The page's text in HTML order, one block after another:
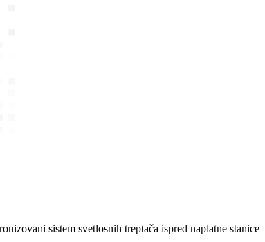
sistem svetlosnih treptača ispred naplatne stanice